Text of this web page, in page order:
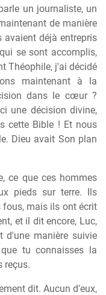
un journaliste, un
de manière
avaient déjà entrepris
se sont accomplis,
Théophile, j'ai décidé
maintenant à la
dans le cœur ?
une décision divine,
cette Bible ! Et nous
Dieu avait Son plan
ce que ces hommes
pieds sur terre. Ils
fous, mais ils ont écrit
et il dit encore, Luc,
manière suivie
tu connaisses la
reçus.
dit. Aucun d'eux,